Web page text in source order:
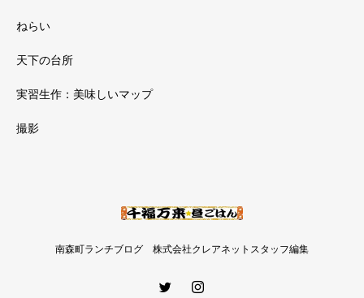
ねらい
天下の台所
実習生作：美味しいマップ
撮影
南森町ランチブログ 株式会社クレアネットスタッフ編集